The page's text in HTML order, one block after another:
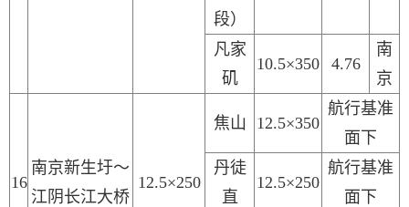
段）
凡家
矶
10.5×350 4.76
南
京
16
南京新生圩～
江阴长江大桥
12.5×250
焦山 12.5×350
航行基准
面下
丹徒
直
12.5×250
航行基准
面下